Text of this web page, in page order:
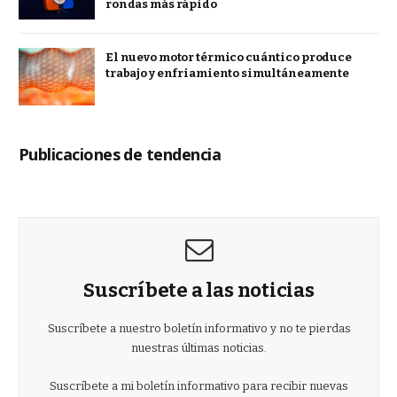
rondas más rápido
El nuevo motor térmico cuántico produce
trabajo y enfriamiento simultáneamente
Publicaciones de tendencia
Suscríbete a las noticias
Suscríbete a nuestro boletín informativo y no te pierdas
nuestras últimas noticias.
Suscríbete a mi boletín informativo para recibir nuevas